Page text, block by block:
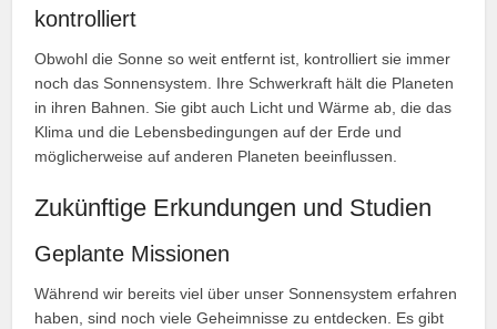
kontrolliert
Obwohl die Sonne so weit entfernt ist, kontrolliert sie immer
noch das Sonnensystem. Ihre Schwerkraft hält die Planeten
in ihren Bahnen. Sie gibt auch Licht und Wärme ab, die das
Klima und die Lebensbedingungen auf der Erde und
möglicherweise auf anderen Planeten beeinflussen.
Zukünftige Erkundungen und Studien
Geplante Missionen
Während wir bereits viel über unser Sonnensystem erfahren
haben, sind noch viele Geheimnisse zu entdecken. Es gibt